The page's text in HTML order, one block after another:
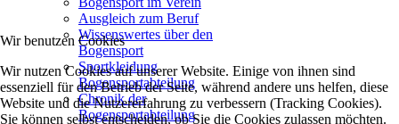
Ausgleich zum Beruf
Wissenswertes über den
Bogensport
Sportkleidung
Bogensportabteilung
Chronik der
Bogensportabteilung
Wir benutzen Cookies
Wir nutzen Cookies auf unserer Website. Einige von ihnen sind
essenziell für den Betrieb der Seite, während andere uns helfen, diese
Website und die Nutzererfahrung zu verbessern (Tracking Cookies).
Sie können selbst entscheiden, ob Sie die Cookies zulassen möchten.